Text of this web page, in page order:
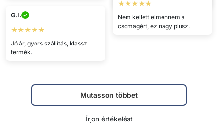
★★★★★
Nem kellett elmennem a
csomagért, ez nagy plusz.
G.I.
★★★★★
Jó ár, gyors szállítás, klassz
termék.
Mutasson többet
Írjon értékelést